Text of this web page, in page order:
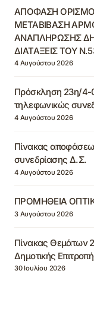
ΑΠΟΦΑΣΗ
ΜΕΤΑΒΙΒΑΣΗ
ΑΝΑΠΛΗΡΩΣΗΣ
ΔΙΑΤΑΞΕΙΣ ΤΟΥ
4 Αυγούστου 2026
Πρόσκληση 23η/4-
τηλεφωνικώς
4 Αυγούστου 2026
Πίνακας
συνεδρίασης Δ.Σ.
4 Αυγούστου 2026
ΠΡΟΜΗΘΕΙΑ
3 Αυγούστου 2026
Πίνακας Θεμάτων
Δημοτικής
30 Ιουλίου 2026